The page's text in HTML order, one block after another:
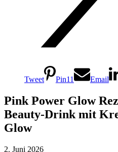
Tweet Pin11 Email
Pink Power Glow
Beauty-Drink mit
Glow
2. Juni 2026